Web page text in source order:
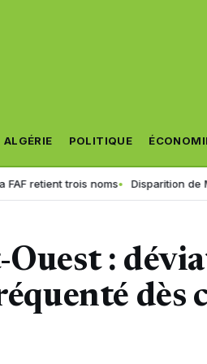
ALGÉRIE POLITIQUE
trois noms Disparition de Manon
:
dès